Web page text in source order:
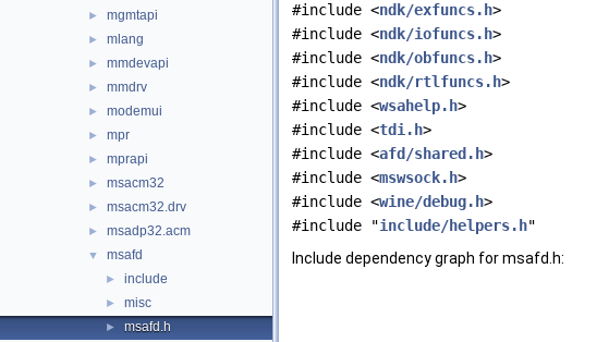
► mgmtapi
► mlang
► mmdevapi
► mmdrv
► modemui
► mpr
► mprapi
► msacm32
► msacm32.drv
► msadp32.acm
▼ msafd
► include
► misc
► msafd.h
#include <ndk/exfuncs.h>
#include <ndk/iofuncs.h>
#include <ndk/obfuncs.h>
#include <ndk/rtlfuncs.h>
#include <wsahelp.h>
#include <tdi.h>
#include <afd/shared.h>
#include <mswsock.h>
#include <wine/debug.h>
#include "include/helpers.h"
Include dependency graph for msafd.h: